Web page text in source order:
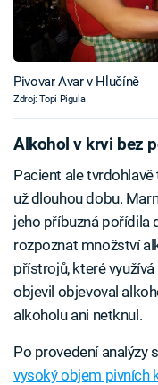
Pivovar Avar v Hlučíně
Zdroj: Topi Pigula
Alkohol v krvi bez
Pacient ale
už dlouhou dobu.
jeho příbuzná pořídila
rozpoznat množství
přístrojů, které
objevil objevoval
alkoholu ani netknul.
Po provedení analýzy
vysoký objem pivních